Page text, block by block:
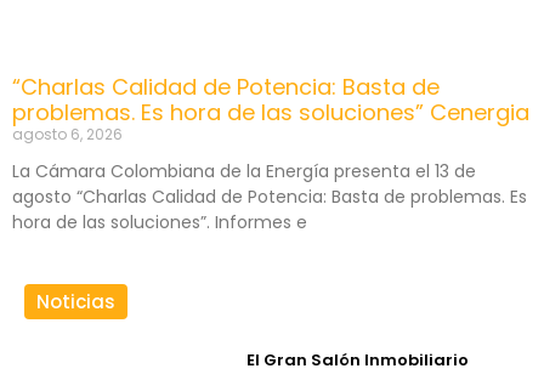
“Charlas Calidad de Potencia: Basta de
problemas. Es hora de las soluciones” Cenergia
agosto 6, 2026
La Cámara Colombiana de la Energía presenta el 13 de
agosto “Charlas Calidad de Potencia: Basta de problemas. Es
hora de las soluciones”. Informes e
Noticias
El Gran Salón Inmobiliario